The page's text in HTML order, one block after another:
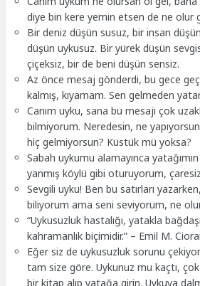
diye bin kere yemin etsen de ne olur
Bir deniz düşün susuz, bir insan
düşün uykusuz. Bir yürek düşün
çiçeksiz, bir de beni düşün sensiz.
Az önce mesaj gönderdi, bu gece
kalmış, kıyamam. Sen gelmeden
Canım uyku, sana bu mesajı çok
bilmiyorum. Neredesin, ne
hiç gelmiyorsun? Küstük mü yoksa?
Sabah uykumu alamayınca
yanmış köylü gibi oturuyorum,
Sevgili uyku! Ben bu satırları
biliyorum ama seni seviyorum, ne
“Uykusuzluk hastalığı, yatakla
kahramanlık biçimidir.” – Emil M.
Eğer siz de uykusuzluk sorunu
tam size göre. Uykunuz mu kaçtı,
bir kitap alıp yatağa girin. Uykuya